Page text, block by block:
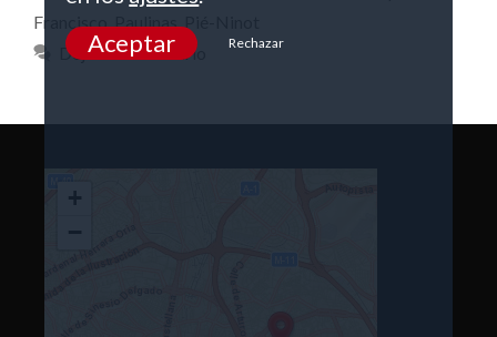
Francisco
Deja un comentario
+
−
Aceptar Rechazar